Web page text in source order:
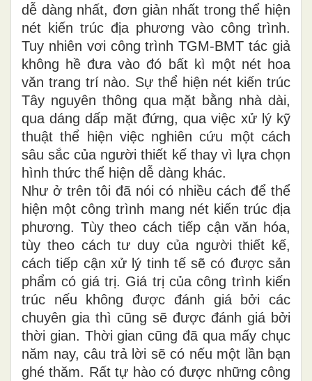
dễ dàng nhất, đơn giản nhất trong thể hiện
nét kiến trúc địa phương vào công trình.
Tuy nhiên vơi công trình TGM-BMT tác giả
không hề đưa vào đó bất kì một nét hoa
văn trang trí nào. Sự thể hiện nét kiến trúc
Tây nguyên thông qua mặt bằng nhà dài,
qua dáng dấp mặt đứng, qua việc xử lý kỹ
thuật thể hiện việc nghiên cứu một cách
sâu sắc của người thiết kế thay vì lựa chọn
hình thức thể hiện dễ dàng khác.
Như ở trên tôi đã nói có nhiều cách để thể
hiện một công trình mang nét kiến trúc địa
phương. Tùy theo cách tiếp cận văn hóa,
tùy theo cách tư duy của người thiết kế,
cách tiếp cận xử lý tinh tế sẽ có được sản
phẩm có giá trị. Giá trị của công trình kiến
trúc nếu không được đánh giá bởi các
chuyên gia thì cũng sẽ được đánh giá bởi
thời gian. Thời gian cũng đã qua mấy chục
năm nay, câu trả lời sẽ có nếu một lần bạn
ghé thăm. Rất tự hào có được những công